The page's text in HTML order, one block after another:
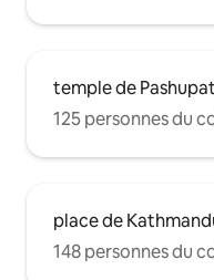
temple de
125 personnes du
place de
148 personnes du